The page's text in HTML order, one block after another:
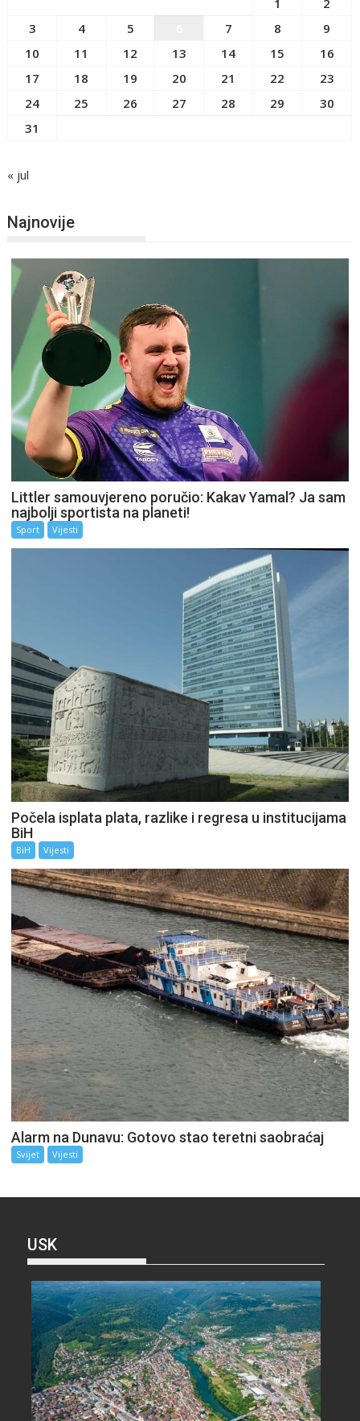
1
2
3
4 5 7 8
9
10
11 12 13 14 15
16
17
18 19 20 21 22
23
24
25 26 27 28 29
30
31
« jul
Najnovije
Littler samouvjereno poručio: Kakav Yamal? Ja sam
najbolji sportista na planeti!
Sport Vijesti
Počela isplata plata, razlike i regresa u institucijama
BiH
BiH Vijesti
Alarm na Dunavu: Gotovo stao teretni saobraćaj
Svijet Vijesti
USK